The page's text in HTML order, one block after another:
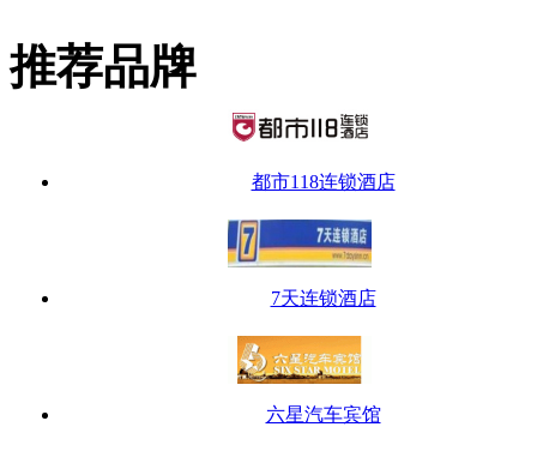
推荐品牌
都市118连锁酒店
7天连锁酒店
六星汽车宾馆